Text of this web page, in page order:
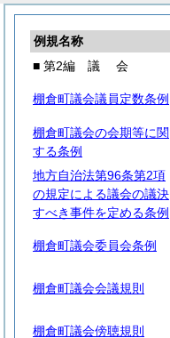
例規名称
■ 第2編 議 会
棚倉町議会議員定数条例
棚倉町議会の会期等に関
する条例
地方自治法第96条第2項
の規定による議会の議決
すべき事件を定める条例
棚倉町議会委員会条例
棚倉町議会会議規則
棚倉町議会傍聴規則